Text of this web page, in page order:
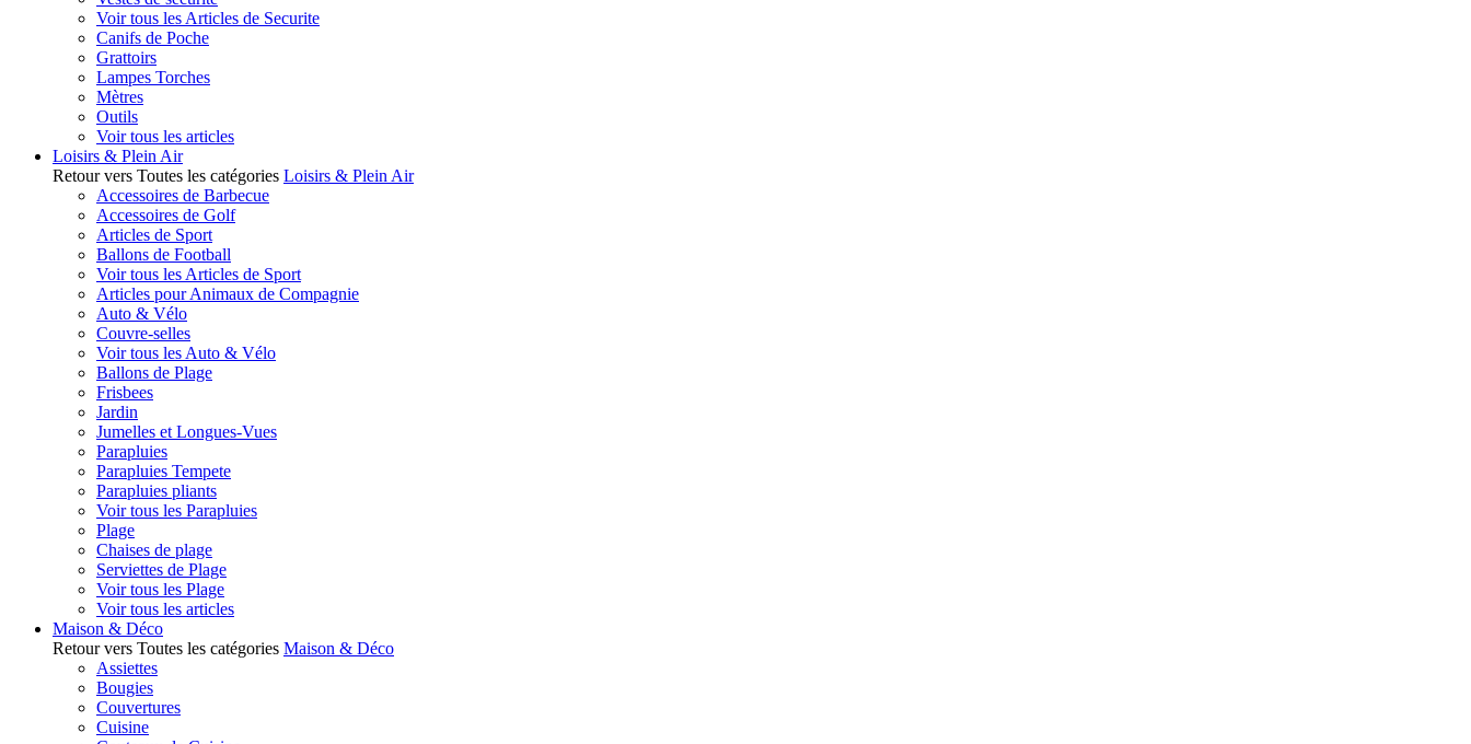
Voir tous les Articles de Securite
Canifs de Poche
Grattoirs
Lampes Torches
Mètres
Outils
Voir tous les articles
Loisirs & Plein Air
Retour vers Toutes les catégories Loisirs & Plein Air
Accessoires de Barbecue
Accessoires de Golf
Articles de Sport
Ballons de Football
Voir tous les Articles de Sport
Articles pour Animaux de Compagnie
Auto & Vélo
Couvre-selles
Voir tous les Auto & Vélo
Ballons de Plage
Frisbees
Jardin
Jumelles et Longues-Vues
Parapluies
Parapluies Tempete
Parapluies pliants
Voir tous les Parapluies
Plage
Chaises de plage
Serviettes de Plage
Voir tous les Plage
Voir tous les articles
Maison & Déco
Retour vers Toutes les catégories Maison & Déco
Assiettes
Bougies
Couvertures
Cuisine